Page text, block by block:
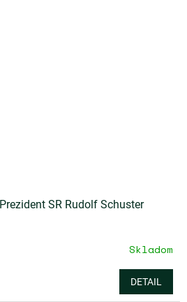
SR Rudolf Schuster
Skladom
DETAIL